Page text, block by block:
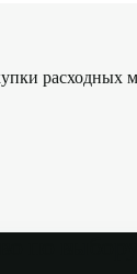
расходных